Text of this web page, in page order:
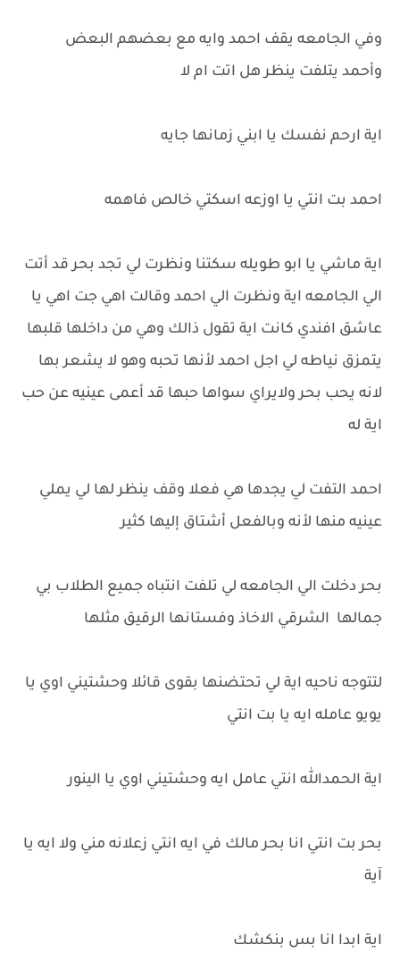
وفي الجامعه يقف احمد وايه مع بعضهم البعض
وأحمد يتلفت ينظر هل اتت ام لا
اية ارحم نفسك يا ابني زمانها جايه
احمد بت انتي يا اوزعه اسكتي خالص فاهمه
اية ماشي يا ابو طويله سكتنا ونظرت لي تجد بحر قد أتت
الي الجامعه اية ونظرت الي احمد وقالت اهي جت اهي يا
عاشق افندي كانت اية تقول ذالك وهي من داخلها قلبها
يتمزق نياطه لي اجل احمد لأنها تحبه وهو لا يشعر بها
لانه يحب بحر ولايراي سواها حبها قد أعمى عينيه عن حب
اية له
احمد التفت لي يجدها هي فعلا وقف ينظر لها لي يملي
عينيه منها لأنه وبالفعل أشتاق إليها كثير
بحر دخلت الي الجامعه لي تلفت انتباه جميع الطلاب بي
جمالها الشرقي الاخاذ وفستانها الرقيق مثلها
لتتوجه ناحيه اية لي تحتضنها بقوى قائلا وحشتيني اوي يا
يويو عامله ايه يا بت انتي
اية الحمدالله انتي عامل ايه وحشتيني اوي يا الينور
بحر بت انتي انا بحر مالك في ايه انتي زعلانه مني ولا ايه يا
آية
اية ابدا انا بس بنكشك